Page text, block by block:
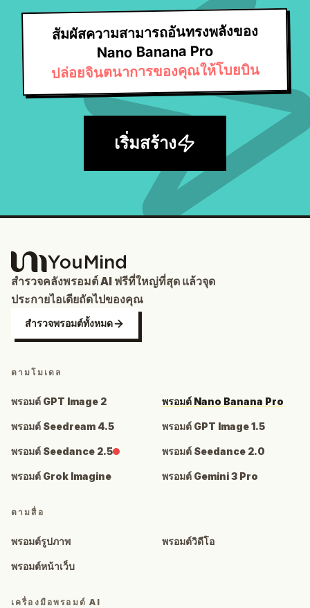
สัมผัสความสามารถอันทรงพลังของ
Nano Banana Pro
ปล่อยจินตนาการของคุณให้โบยบิน
เริ่มสร้าง
สำรวจคลังพรอมต์ AI ฟรีที่ใหญ่ที่สุด แล้วจุด
ประกายไอเดียถัดไปของคุณ
สำรวจพรอมต์ทั้งหมด
ตามโมเดล
พรอมต์ GPT Image 2 พรอมต์ Nano Banana Pro
พรอมต์ Seedream 4.5 พรอมต์ GPT Image 1.5
พรอมต์ Seedance 2.5 พรอมต์ Seedance 2.0
พรอมต์ Grok Imagine พรอมต์ Gemini 3 Pro
ตามสื่อ
พรอมต์รูปภาพ พรอมต์วิดีโอ
พรอมต์หน้าเว็บ
เครื่องมือพรอมต์ AI